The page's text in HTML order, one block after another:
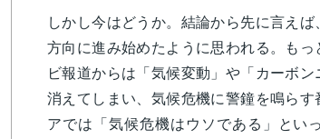
しかし今はどうか。結論から先に言え
方向に進み始めたように思われる。も
ビ報道からは「気候変動」や「カーボ
消えてしまい、気候危機に警鐘を鳴ら
アでは「気候危機はウソである」とい